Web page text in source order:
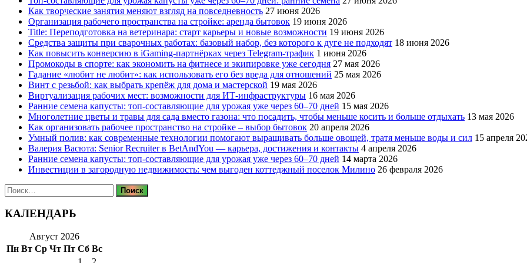
Как творческие занятия меняют взгляд на повседневность 27 июня 2026
Организация рабочего пространства на стройке: аренда бытовок 19 июня 2026
Title: Переподготовка на ветеринара: старт карьеры и новые возможности 19 июня 2026
Средства защиты при сварочных работах: базовый набор, без которого к дуге не подходят 18 июня 2026
Как повысить конверсию в iGaming-партнёрках через Telegram-трафик 1 июня 2026
Промокоды в спорте: как экономить на фитнесе и экипировке уже сегодня 27 мая 2026
Гадание «любит не любит»: как использовать его без вреда для отношений 25 мая 2026
Винт с резьбой: как выбрать крепёж для дома и мастерской 19 мая 2026
Виртуализация рабочих мест: возможности для ИТ-инфраструктуры 16 мая 2026
Ранние семена капусты: топ‑составляющие для урожая уже через 60–70 дней 15 мая 2026
Многолетние цветы и травы для сада вместо газона: что посадить, чтобы меньше косить и больше отдыхать 13 мая 2026
Как организовать рабочее пространство на стройке – выбор бытовок 20 апреля 2026
Умный полив: как современные технологии помогают выращивать больше овощей, тратя меньше воды и сил 15 апреля
Валерия Васюта: Senior Recruiter в BetAndYou — карьера, достижения и контакты 4 апреля 2026
Ранние семена капусты: топ‑составляющие для урожая уже через 60–70 дней 14 марта 2026
Инвестиции в загородную недвижимость: чем выгоден коттеджный поселок Милино 26 февраля 2026
Найти:
КАЛЕНДАРЬ
Август 2026
Пн Вт Ср Чт Пт Сб Вс